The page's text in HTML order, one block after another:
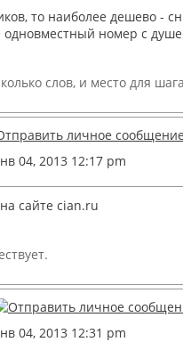
то наиболее дешево -
номер с
слов, и место для
04, 2013 12:17 pm
сайте cian.ru
04, 2013 12:31 pm